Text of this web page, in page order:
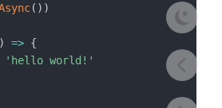
( ) )
) => {
'hello world!'